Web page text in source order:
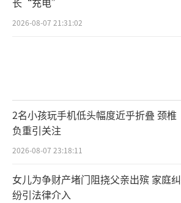
2026-08-07 21:31:02
2名小孩玩手机低头幅度近乎折叠 颈椎
负重引关注
2026-08-07 23:18:11
女儿为争财产堵门阻挠父亲出殡 家庭纠
纷引法律介入